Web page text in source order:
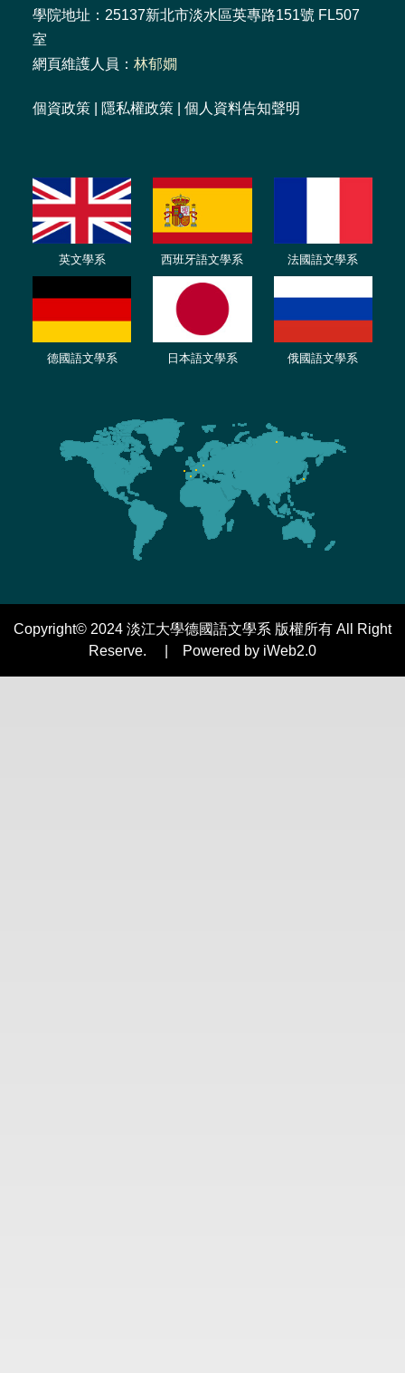
學院地址：25137新北市淡水區英專路151號 FL507
室
網頁維護人員： 林郁嫺
個資政策 隱私權政策 個人資料告知聲明
英文學系 西班牙語文學系 法國語文學系
德國語文學系 日本語文學系 俄國語文學系
Copyright© 2024 淡江大學德國語文學系 版權所有 All Right
Reserve. | Powered by iWeb2.0